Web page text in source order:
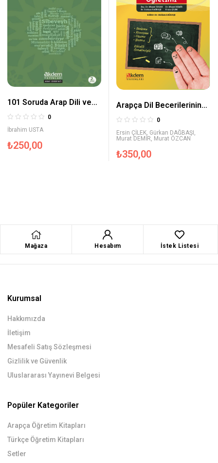
101 Soruda Arap Dili ve
Edebiyatı
0
İbrahim USTA
₺250,00
Arapça Dil Becerilerinin
Öğretimi
0
Ersin ÇİLEK Gürkan DAĞBAŞI
Murat DEMİR Murat ÖZCAN
₺350,00
Mağaza Hesabım İstek Listesi
Kurumsal
Hakkımızda
İletişim
Mesafeli Satış Sözleşmesi
Gizlilik ve Güvenlik
Uluslararası Yayınevi Belgesi
Popüler Kategoriler
Arapça Öğretim Kitapları
Türkçe Öğretim Kitapları
Setler